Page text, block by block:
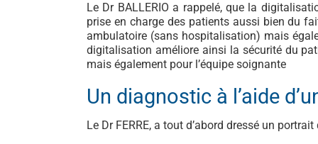
Le Dr BALLERIO a rappelé, que la
prise en charge des patients aussi bien du
ambulatoire (sans hospitalisation) mais
digitalisation améliore ainsi la sécurité du
mais également pour l’équipe soignante
Un diagnostic à l’aide
Le Dr FERRE, a tout d’abord dressé un